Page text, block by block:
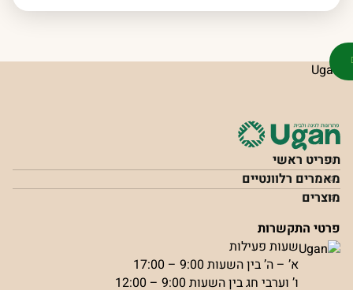
תפריט ראשי
מאמרים רלוונטיים
מוצרים
פרטי התקשרות
שעות פעילות
א’ – ה’ בין השעות 9:00 – 17:00
ו’ וערבי חג בין השעות 9:00 – 12:00